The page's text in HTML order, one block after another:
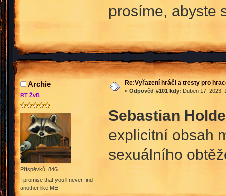
prosíme, abyste
Archie
RT ŽvB
Příspěvků: 846
I promise that you’ll never find
another like ME!
Re:Vyřazení hráči a tresty pro
« Odpověď #101 kdy: Duben 17, 2023,
Sebastian
explicitní obsah
sexuálního